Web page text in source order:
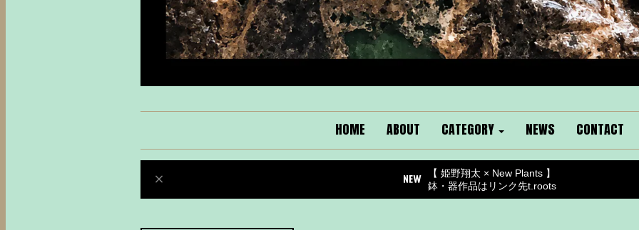
HOME ABOUT CATEGORY NEWS CONTACT
【 姫野翔太 × New Plants 】
鉢・器作品はリンク先t.roots